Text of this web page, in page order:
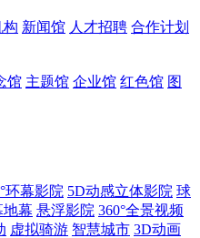
构 新闻馆 人才招聘 合作计划
馆 主题馆 企业馆 红色馆 图
环幕影院 5D动感立体影院 球
地幕 悬浮影院 360°全景视频
虚拟骑游 智慧城市 3D动画